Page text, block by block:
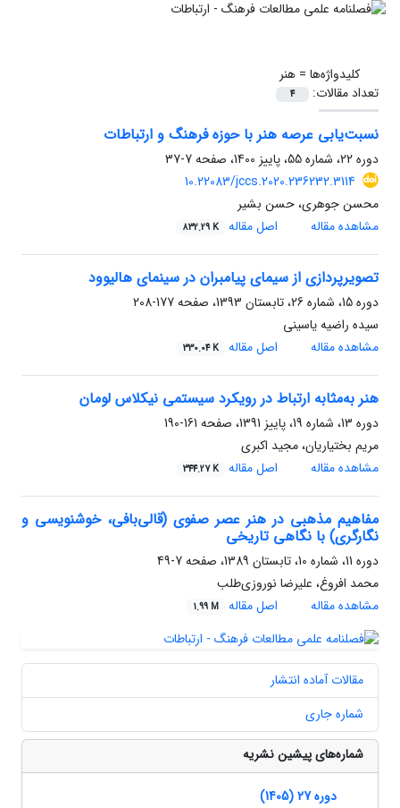
کلیدواژه‌ها =هنر
تعداد مقالات:
4
نسبت‌یابی عرصه هنر با حوزه فرهنگ و ارتباطات
دوره 22، شماره 55، پاییز 1400، صفحه
7-37
10.22083/jccs.2020.236232.3114
محسن جوهری، حسن بشیر
مشاهده مقاله
اصل مقاله 832.29 K
تصویرپردازی از سیمای پیامبران در سینمای هالیوود
دوره 15، شماره 26، تابستان 1393، صفحه
177-208
سیده راضیه یاسینی
مشاهده مقاله
اصل مقاله 330.04 K
هنر به‌مثابه ارتباط در رویکرد سیستمی نیکلاس لومان
دوره 13، شماره 19، پاییز 1391، صفحه
161-190
مریم بختیاریان، مجید اکبری
مشاهده مقاله
اصل مقاله 344.27 K
مفاهیم مذهبی در هنر عصر صفوی (قالی‌بافی، خوشنویسی و
نگارگری) با نگاهی تاریخی
دوره 11، شماره 10، تابستان 1389، صفحه
7-49
محمد افروغ، علیرضا نوروزی‌طلب
مشاهده مقاله
اصل مقاله 1.99 M
مقالات آماده انتشار
شماره جاری
شماره‌های پیشین نشریه
دوره 27 (1405)